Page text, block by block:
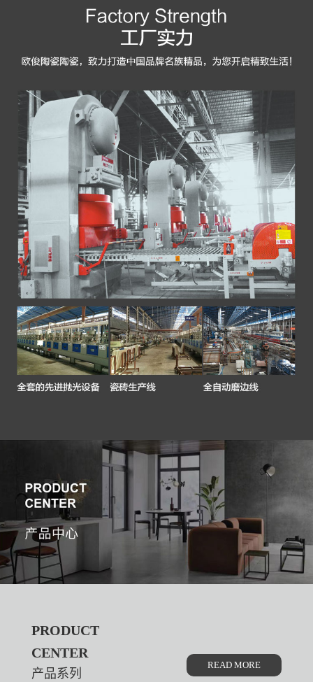
PRODUCT
CENTER
产品系列
READ MORE